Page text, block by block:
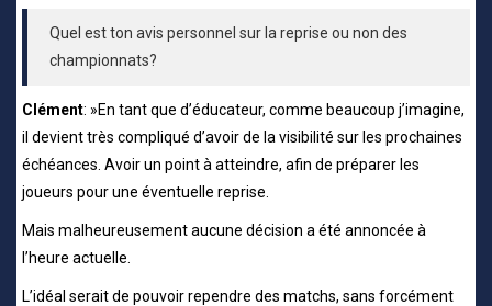
Quel est ton avis personnel sur la reprise ou non des
championnats?
Clément: »En tant que d’éducateur, comme beaucoup j’imagine,
il devient très compliqué d’avoir de la visibilité sur les prochaines
échéances. Avoir un point à atteindre, afin de préparer les
joueurs pour une éventuelle reprise.
Mais malheureusement aucune décision a été annoncée à
l’heure actuelle.
L’idéal serait de pouvoir rependre des matchs, sans forcément